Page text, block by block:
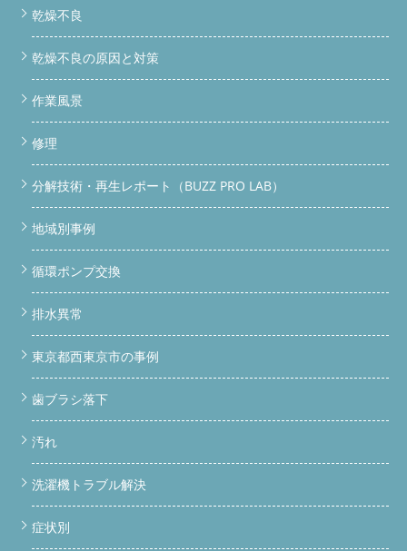
乾燥不良
乾燥不良の原因と対策
作業風景
修理
分解技術・再生レポート（BUZZ PRO LAB）
地域別事例
循環ポンプ交換
排水異常
東京都西東京市の事例
歯ブラシ落下
汚れ
洗濯機トラブル解決
症状別